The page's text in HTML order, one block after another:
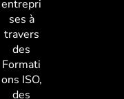
entrepri
ses à
travers
des
Formati
ons ISO,
des